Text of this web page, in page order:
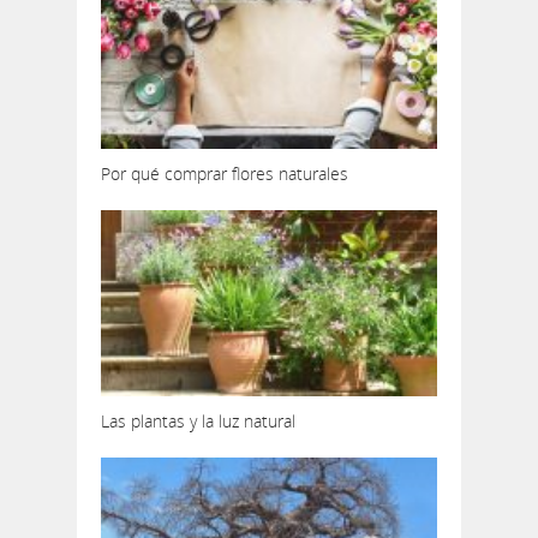
Por qué comprar flores naturales
Las plantas y la luz natural